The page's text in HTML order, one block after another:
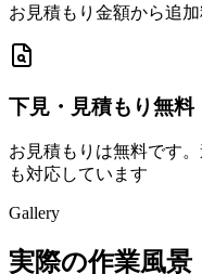
お見積もり金額から追
下見・見積もり無料
お見積もりは無料です
も対応しています
Gallery
実際の作業風景